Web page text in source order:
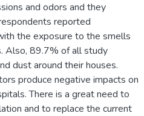
and odors and they
reported
the exposure to the smells
Also, 89.7% of all study
dust around their houses.
produce negative impacts on
There is a great need to
and to replace the current